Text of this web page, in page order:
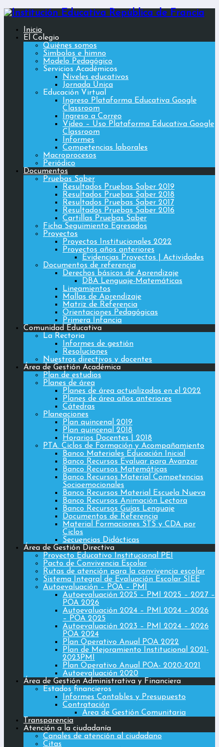
Inicio
El Colegio
Quiénes somos
Simbolos e himno
Modelo Pedagógico
Servicios Académicos
Niveles educativos
Jornada Única
Educación Virtual
Ingreso Plataforma Educativa Google
Classroom
Ingreso a Correo
Vídeo – Uso Plataforma Educativa Google
Classroom
Informes
Competencias laborales
Macroprocesos
Periódico
Documentos
Pruebas Saber
Resultados Pruebas Saber 2019
Resultados Pruebas Saber 2018
Resultados Pruebas Saber 2017
Resultados Pruebas Saber 2016
Cartillas Pruebas Saber
Ficha Seguimiento Egresados
Proyectos
Proyectos Institucionales 2022
Proyectos años anteriores
Evidencias Proyectos | Actividades
Documentos de referencia
Derechos básicos de Aprendizaje
DBA Lenguaje-Matemáticas
Lineamientos
Mallas de Aprendizaje
Matriz de Referencia
Orientaciones Pedagógicas
Primera Infancia
Comunidad Educativa
La Rectoria
Informes de gestión
Resoluciones
Nuestros directivos y docentes
Área de Gestión Académica
Plan de estudios
Planes de área
Planes de área actualizadas en el 2022
Planes de área años anteriores
Cátedras
Planeaciones
Plan quincenal 2019
Plan quincenal 2018
Horarios Docentes | 2018
PTA. Ciclos de Formación y Acompañamiento
Banco Materiales Educación Inicial
Banco Recursos Evaluar para Avanzar
Banco Recursos Matemáticas
Banco Recursos Material Competencias
Socioemocionales
Banco Recursos Material Escuela Nueva
Banco Recursos Animación Lectora
Banco Recursos Guías Lenguaje
Documentos de Referencia
Material Formaciones STS y CDA por
Ciclos
Secuencias Didácticas
Área de Gestión Directiva
Proyecto Educativo Institucional PEI
Pacto de Convivencia Escolar
Rutas de atención para la convivencia escolar
Sistema Integral de Evaluación Escolar SIEE
Autoevaluación – POA – PMI
Autoevaluación 2025 – PMI 2025 – 2027 –
POA 2026
Autoevaluación 2024 – PMI 2024 – 2026
– POA 2025
Autoevaluación 2023 – PMI 2024 – 2026
POA 2024
Plan Operativo Anual POA 2022
Plan de Mejoramiento Institucional 2021-
2023PMI
Plan Operativo Anual POA- 2020-2021
Autoevaluación 2020
Área de Gestión Administrativa y Financiera
Estados financieros
Informes Contables y Presupuesto
Contratación
Área de Gestión Comunitaria
Transparencia
Atención a la ciudadanía
Canales de atención al ciudadano
Citas